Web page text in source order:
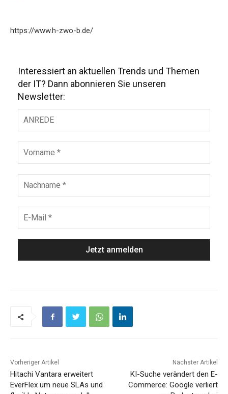
https://www.h-zwo-b.de/
Interessiert an aktuellen Trends und Themen
der IT? Dann abonnieren Sie unseren
Newsletter:
Vorheriger Artikel
Hitachi Vantara erweitert
EverFlex um neue SLAs und
Nächster Artikel
KI-Suche verändert den E-
Commerce: Google verliert